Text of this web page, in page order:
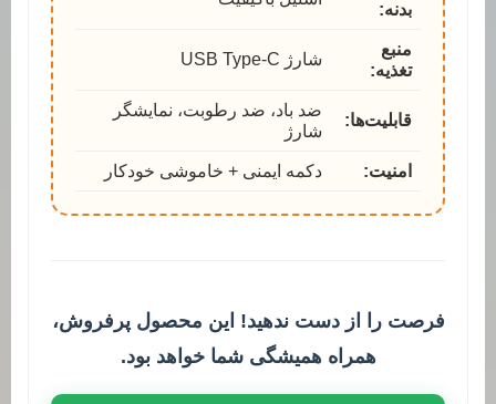
بدنه:
منبع
تغذیه:
شارژ USB Type-C
قابلیت‌ها:
ضد باد، ضد رطوبت، نمایشگر
شارژ
امنیت: دکمه ایمنی + خاموشی خودکار
فرصت را از دست ندهید! این محصول پرفروش،
همراه همیشگی شما خواهد بود.